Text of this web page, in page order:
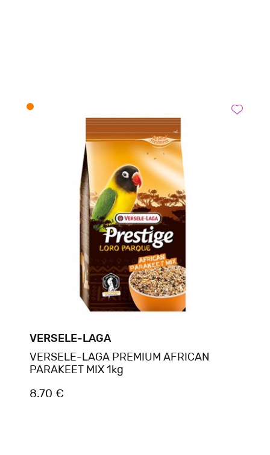
VERSELE-LAGA
VERSELE-LAGA PREMIUM AFRICAN
PARAKEET MIX 1kg
8.70 €